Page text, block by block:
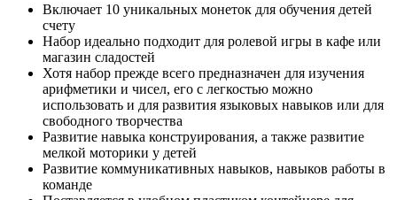
Включает 10 уникальных монеток для обучения детей
счету
Набор идеально подходит для ролевой игры в кафе или
магазин сладостей
Хотя набор прежде всего предназначен для изучения
арифметики и чисел, его с легкостью можно
использовать и для развития языковых навыков или для
свободного творчества
Развитие навыка конструирования, а также развитие
мелкой моторики у детей
Развитие коммуникативных навыков, навыков работы в
команде